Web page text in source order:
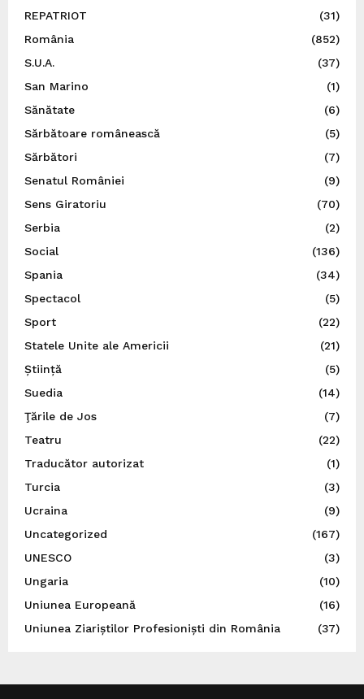
REPATRIOT
(31)
România
(852)
S.U.A.
(37)
San Marino
(1)
Sănătate
(6)
Sărbătoare românească
(5)
Sărbători
(7)
Senatul României
(9)
Sens Giratoriu
(70)
Serbia
(2)
Social
(136)
Spania
(34)
Spectacol
(5)
Sport
(22)
Statele Unite ale Americii
(21)
Știință
(5)
Suedia
(14)
Ţările de Jos
(7)
Teatru
(22)
Traducător autorizat
(1)
Turcia
(3)
Ucraina
(9)
Uncategorized
(167)
UNESCO
(3)
Ungaria
(10)
Uniunea Europeană
(16)
Uniunea Ziariștilor Profesioniști din România
(37)